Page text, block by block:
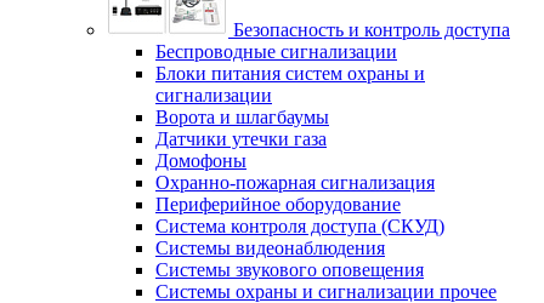
Безопасность и контроль доступа
Беспроводные сигнализации
Блоки питания систем охраны и
сигнализации
Ворота и шлагбаумы
Датчики утечки газа
Домофоны
Охранно-пожарная сигнализация
Периферийное оборудование
Система контроля доступа (СКУД)
Системы видеонаблюдения
Системы звукового оповещения
Системы охраны и сигнализации прочее